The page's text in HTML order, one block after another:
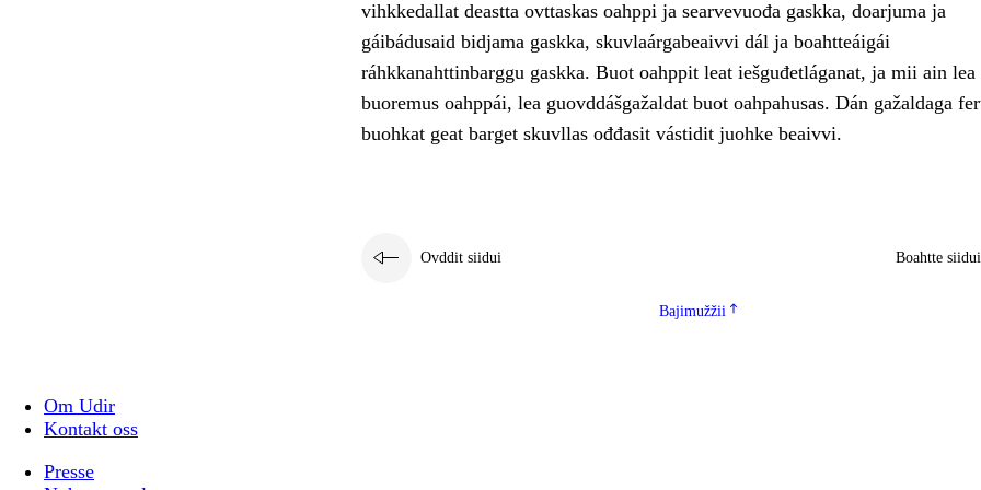
vihkkedallat deastta ovttaskas oahppi ja searvevuođa gaskka, doarjuma ja
gáibádusaid bidjama gaskka, skuvlaárgabeaivvi dál ja boahtteáigái
ráhkkanahttinbarggu gaskka. Buot oahppit leat iešguđetláganat, ja mii ain lea
buoremus oahppái, lea guovddášgažaldat buot oahpahusas. Dán gažaldaga
buohkat geat barget skuvllas ođđasit vástidit juohke beaivvi.
Ovddit siidui Boahtte siidui
Bajimužžii
Om Udir
Kontakt oss
Presse